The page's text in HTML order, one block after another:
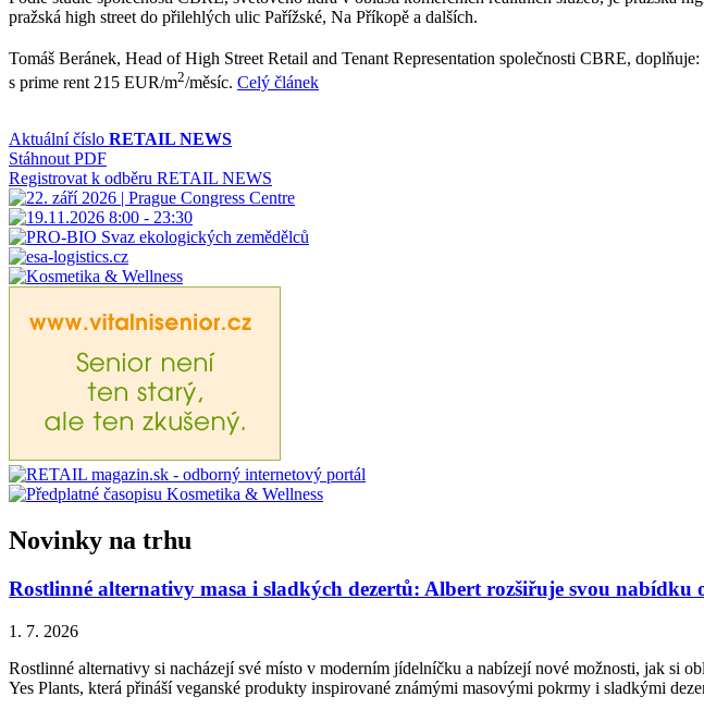
pražská high street do přilehlých ulic Pařížské, Na Příkopě a dalších.
Tomáš Beránek, Head of High Street Retail and Tenant Representation společnosti CBRE,
s prime rent 215 EUR/m2/měsíc. Celý článek
Aktuální číslo RETAIL NEWS
Stáhnout PDF
Registrovat k odběru RETAIL NEWS
Novinky na trhu
Rostlinné alternativy masa i sladkých dezertů: Albert rozšiřuje svou nabídku
1. 7. 2026
Rostlinné alternativy si nacházejí své místo v moderním jídelníčku a nabízejí nové možnosti, jak si
Yes Plants, která přináší veganské produkty inspirované známými masovými pokrmy i sladkými